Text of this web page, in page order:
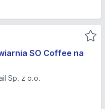
SO Coffee na
Sp. z o.o.